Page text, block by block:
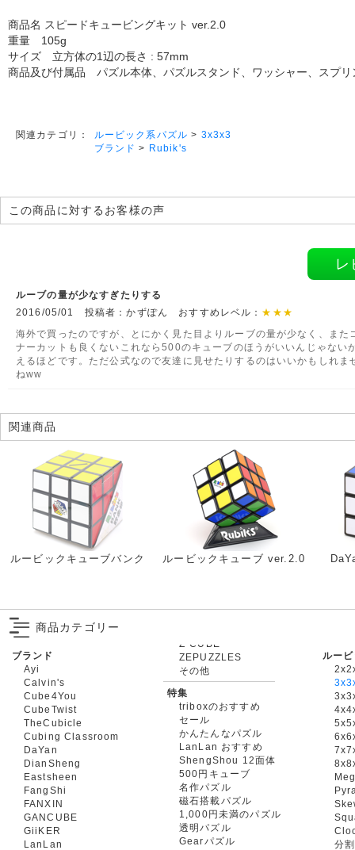
商品名 スピードキュービングキット ver.2.0
重量 105g
サイズ 立方体の1辺の長さ : 57mm
商品及び付属品 パズル本体、パズルスタンド、ワッシャー、スプリ
関連カテゴリ： ルービック系パズル > 3x3x3
ブランド > Rubik's
この商品に対するお客様の声
レ
ルーブの量が少なすぎたりする
2016/05/01 投稿者：かずぽん おすすめレベル： ★★★
海外で買ったのですが、とにかく見た目よりルーブの量が少なく、また
ナーカットも良くないこれなら500のキューブのほうがいいんじゃない
えるほどです。ただ公式なので友達に見せたりするのはいいかもしれま
ねww
関連商品
ルービックキューブバンク ルービックキューブ ver.2.0
商品カテゴリー
ブランド
Ayi
Calvin's
Cube4You
CubeTwist
TheCubicle
Cubing Classroom
DaYan
DianSheng
Eastsheen
FangShi
FANXIN
GANCUBE
GiiKER
LanLan
ZEPUZZLES
その他
特集
triboxのおすすめ
セール
かんたんなパズル
LanLan おすすめ
ShengShou 12面体
500円キューブ
名作パズル
磁石搭載パズル
1,000円未満のパズル
透明パズル
Gearパズル
ルー
分